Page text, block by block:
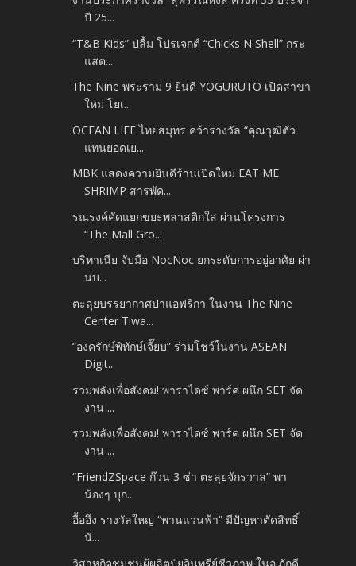
ปี 25...
​“T&B Kids” ปลื้ม โปรเจกต์ “Chicks N Shell” กระ
แสต...
The Nine พระราม 9 ยินดี YOGURUTO เปิดสาขา
ใหม่ โยเ...
OCEAN LIFE ไทยสมุทร คว้ารางวัล “คุณวุฒิตัว
แทนยอดเย...
MBK แสดงความยินดีร้านเปิดใหม่ EAT ME
SHRIMP สารพัด...
รณรงค์คัดแยกขยะพลาสติกใส ผ่านโครงการ
“The Mall Gro...
บริทาเนีย จับมือ NocNoc ยกระดับการอยู่อาศัย ผ่า
นบ...
ตะลุยบรรยากาศป่าแอฟริกา ในงาน The Nine
Center Tiwa...
“องครักษ์พิทักษ์เจี๊ยบ” ร่วมโชว์ในงาน ASEAN
Digit...
รวมพลังเพื่อสังคม! พาราไดซ์ พาร์ค ผนึก SET จัด
งาน ...
รวมพลังเพื่อสังคม! พาราไดซ์ พาร์ค ผนึก SET จัด
งาน ...
“FriendZSpace ก๊วน 3 ซ่า ตะลุยจักรวาล” พา
น้องๆ บุก...
อื้ออึง รางวัลใหญ่ “พานแว่นฟ้า” มีปัญหาตัดสิทธิ์
นั...
วิสาหกิจชุมชนผู้ผลิตปุ๋ยอินทรีย์ชีวภาพ ในอ.ภักดี